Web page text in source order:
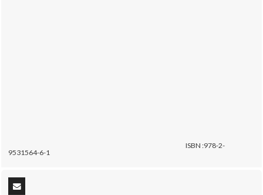
ISBN :978-2-
9531564-6-1